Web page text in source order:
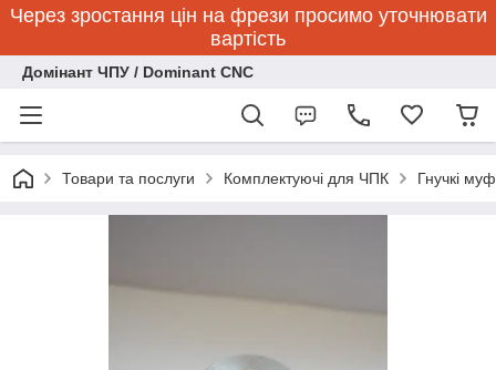
Через зростання цін на фрези просимо уточнювати
вартість
Домінант ЧПУ / Dominant CNC
Товари та послуги Комплектуючі для ЧПК Гнучкі